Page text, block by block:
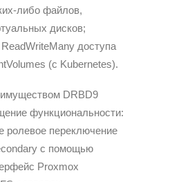
либо файлов,
дисков;
ReadWriteMany доступа
(с Kubernetes).
DRBD9
функциональности:
ролевое переключение
с помощью
Proxmox